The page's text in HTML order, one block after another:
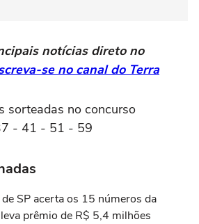
notícias direto no
se no canal do Terra
sorteadas no concurso
- 41 - 51 - 59
SP acerta os 15 números da
prêmio de R$ 5,4 milhões